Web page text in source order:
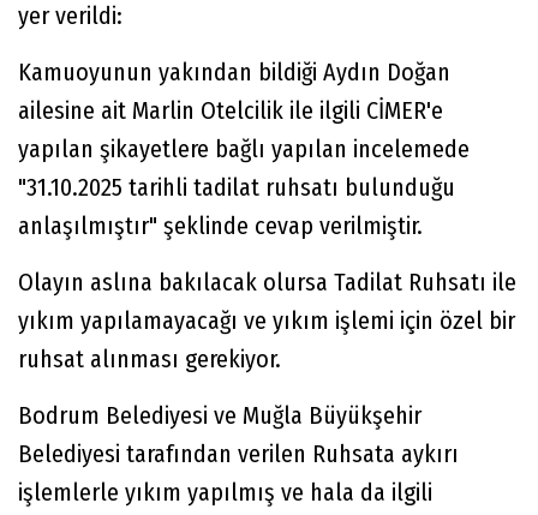
yer verildi:
Kamuoyunun yakından bildiği Aydın Doğan
ailesine ait Marlin Otelcilik ile ilgili CİMER'e
yapılan şikayetlere bağlı yapılan incelemede
"31.10.2025 tarihli tadilat ruhsatı bulunduğu
anlaşılmıştır" şeklinde cevap verilmiştir.
Olayın aslına bakılacak olursa Tadilat Ruhsatı ile
yıkım yapılamayacağı ve yıkım işlemi için özel bir
ruhsat alınması gerekiyor.
Bodrum Belediyesi ve Muğla Büyükşehir
Belediyesi tarafından verilen Ruhsata aykırı
işlemlerle yıkım yapılmış ve hala da ilgili